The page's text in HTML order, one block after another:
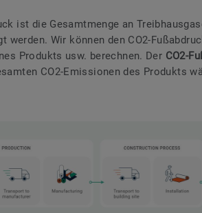
ist die Gesamtmenge an
werden. Wir können den CO2-
Produkts usw. berechnen. Der CO2-
CO2-Emissionen des Produkts